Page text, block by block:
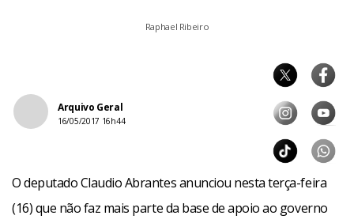
Raphael Ribeiro
Arquivo Geral
16/05/2017 16h44
O deputado Claudio Abrantes anunciou nesta terça-feira
(16) que não faz mais parte da base de apoio ao governo